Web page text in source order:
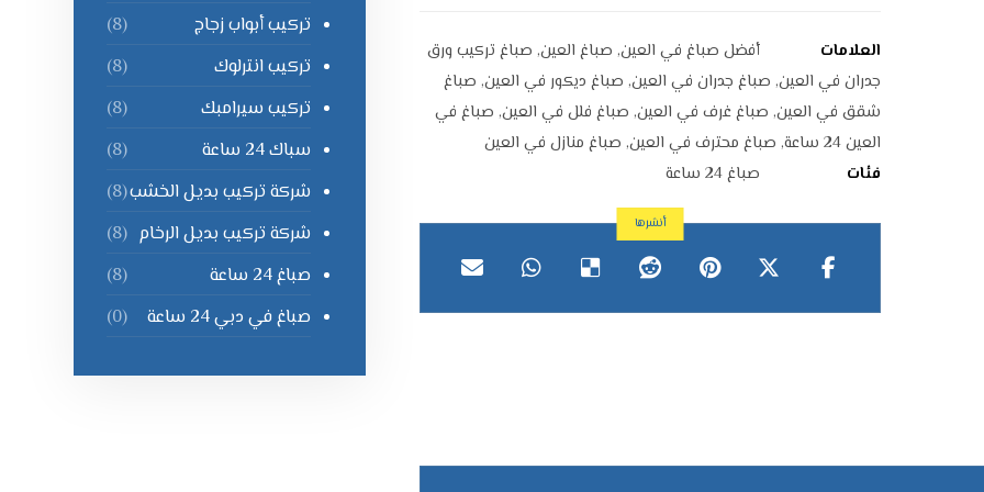
العلامات أفضل صباغ في العين, صباغ العين, صباغ تركيب ورق
جدران في العين, صباغ جدران في العين, صباغ ديكور في العين, صباغ
شقق في العين, صباغ غرف في العين, صباغ فلل في العين, صباغ في
العين 24 ساعة
, صباغ محترف في العين, صباغ منازل في العين
فئات
صباغ 24 ساعة
تركيب أبواب زجاج
(8)
تركيب انترلوك
(8)
تركيب سيرامبك
(8)
سباك 24 ساعة
(8)
شركة تركيب بديل الخشب(8)
شركة تركيب بديل الرخام (8)
صباغ 24 ساعة
(8)
صباغ في دبي 24 ساعة
(0)